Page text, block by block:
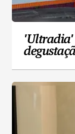
'Ultradia'